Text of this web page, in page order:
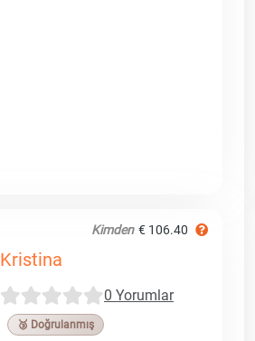
Kimden € 106.40
Kristina
0 Yorumlar
🥉 Doğrulanmış